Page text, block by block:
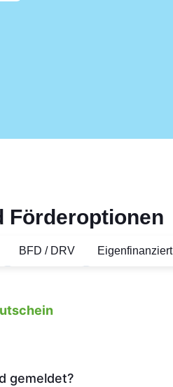
Förderoptionen
BFD / DRV Eigenfinanziert
gemeldet?